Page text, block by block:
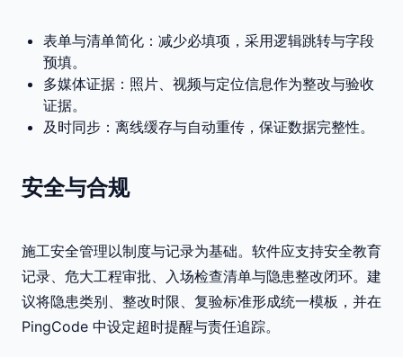
表单与清单简化：减少必填项，采用逻辑跳转与字段
预填。
多媒体证据：照片、视频与定位信息作为整改与验收
证据。
及时同步：离线缓存与自动重传，保证数据完整性。
安全与合规
施工安全管理以制度与记录为基础。软件应支持安全教育
记录、危大工程审批、入场检查清单与隐患整改闭环。建
议将隐患类别、整改时限、复验标准形成统一模板，并在
PingCode 中设定超时提醒与责任追踪。